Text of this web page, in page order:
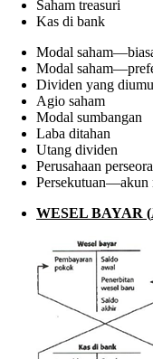
Saham treasuri
Kas di bank
Modal
Modal
Dividen yang
Agio saham
Modal sumbangan
Laba ditahan
Utang dividen
Perusahaan
Persekutuan—akun
WESEL BAYAR (